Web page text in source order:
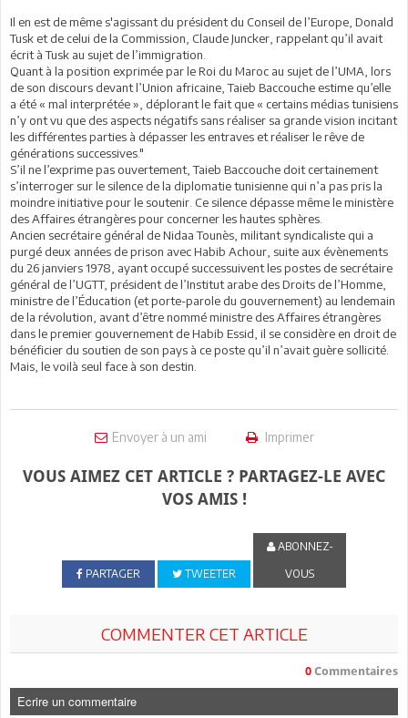
Il en est de même s'agissant du président du Conseil de l’Europe, Donald
Tusk et de celui de la Commission, Claude Juncker, rappelant qu’il avait
écrit à Tusk au sujet de l’immigration.
Quant à la position exprimée par le Roi du Maroc au sujet de l’UMA, lors
de son discours devant l’Union africaine, Taieb Baccouche estime qu’elle
a été « mal interprétée », déplorant le fait que « certains médias tunisiens
n’y ont vu que des aspects négatifs sans réaliser sa grande vision incitant
les différentes parties à dépasser les entraves et réaliser le rêve de
générations successives."
S’il ne l’exprime pas ouvertement, Taieb Baccouche doit certainement
s’interroger sur le silence de la diplomatie tunisienne qui n’a pas pris la
moindre initiative pour le soutenir. Ce silence dépasse même le ministère
des Affaires étrangères pour concerner les hautes sphères.
Ancien secrétaire général de Nidaa Tounès, militant syndicaliste qui a
purgé deux années de prison avec Habib Achour, suite aux évènements
du 26 janviers 1978, ayant occupé successuivent les postes de secrétaire
général de l’UGTT, président de l’Institut arabe des Droits de l’Homme,
ministre de l’Éducation (et porte-parole du gouvernement) au lendemain
de la révolution, avant d’être nommé ministre des Affaires étrangères
dans le premier gouvernement de Habib Essid, il se considère en droit de
bénéficier du soutien de son pays à ce poste qu’il n’avait guère sollicité.
Mais, le voilà seul face à son destin.
Envoyer à un ami Imprimer
VOUS AIMEZ CET ARTICLE ? PARTAGEZ-LE AVEC
VOS AMIS !
PARTAGER TWEETER
ABONNEZ-
VOUS
COMMENTER CET ARTICLE
0 Commentaires
Ecrire un commentaire